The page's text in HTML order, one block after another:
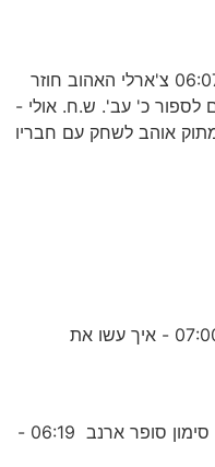
צ'ארלי והמספרים - פרק 9 06:00 - 06:07 צ'ארלי האהוב חוזר
לספור כ' עב'. ש.ח. אולי -
הקופיף המתוק אוהב לשחק עם חבריו